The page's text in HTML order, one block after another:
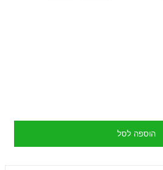
הוספה לסל